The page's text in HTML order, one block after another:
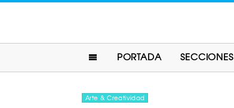
PORTADA SECCIONES
Arte & Creatividad